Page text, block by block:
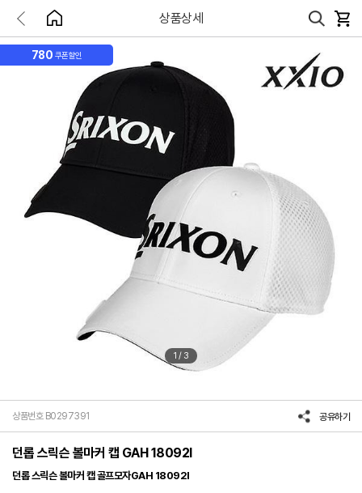
상품상세
780 쿠폰할인
1 / 3
상품번호 B0297391 공유하기
던롭 스릭슨 볼마커 캡 GAH 18092I
던롭 스릭슨 볼마커 캡 골프모자GAH 18092I